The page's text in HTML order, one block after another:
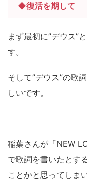
◆復活を期して
まず最初に”デウス”
す。
そして”デウス”の歌
しいです。
稲葉さんが『NEW
で歌詞を書いたとす
ことかと思ってしま